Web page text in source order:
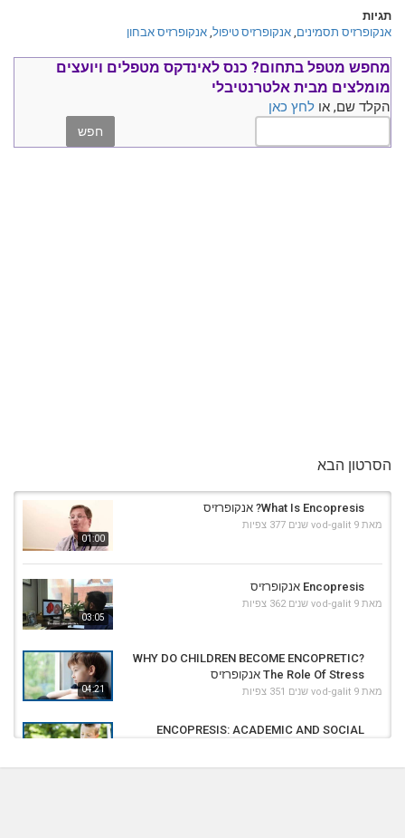
תגיות
אנקופרזיס תסמינים, אנקופרזיס טיפול, אנקופרזיס אבחון
מחפש מטפל בתחום? כנס לאינדקס מטפלים ויועצים
מומלצים מבית אלטרנטיבלי
הקלד שם, או לחץ כאן
הסרטון הבא
01:00
What Is Encopresis? אנקופרזיס
מאת vod-galit 9 שנים 377 צפיות
03:05
Encopresis אנקופרזיס
מאת vod-galit 9 שנים 362 צפיות
04:21
WHY DO CHILDREN BECOME ENCOPRETIC?
The Role Of Stress אנקופרזיס
מאת vod-galit 9 שנים 351 צפיות
ENCOPRESIS: ACADEMIC AND SOCIAL